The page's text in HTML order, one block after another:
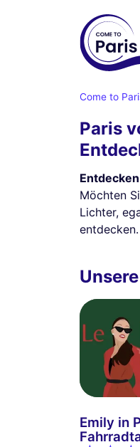
Come to
Paris
Möchten
Lichter,
Emily in